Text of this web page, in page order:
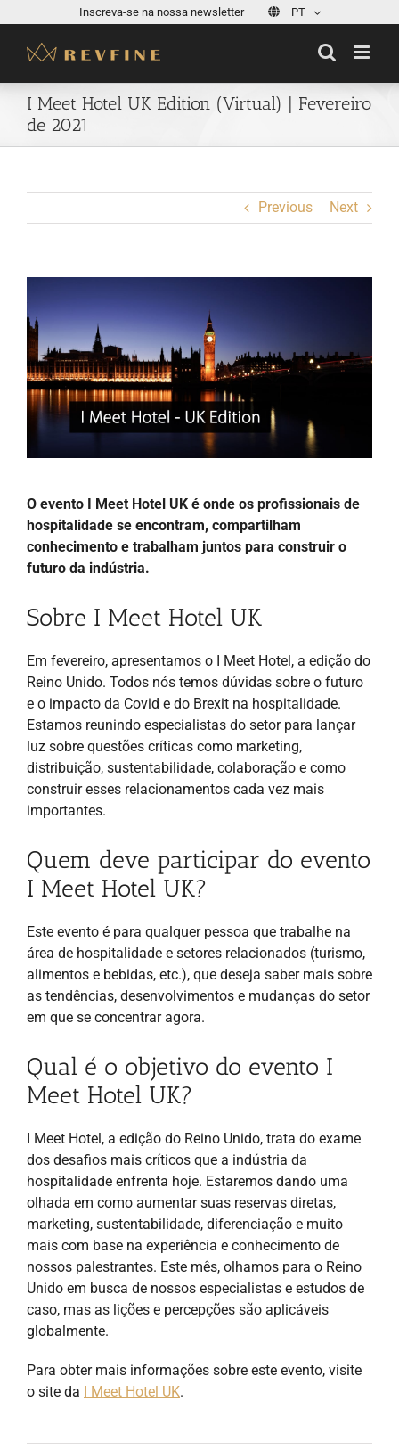
content
Inscreva-se na nossa newsletter PT
I Meet Hotel UK Edition (Virtual) | Fevereiro
de 2021
Previous Next
Larger
Image
O evento I Meet Hotel UK é onde os profissionais de
hospitalidade se encontram, compartilham
conhecimento e trabalham juntos para construir o
futuro da indústria.
Sobre I Meet Hotel UK
Em fevereiro, apresentamos o I Meet Hotel, a edição do
Reino Unido. Todos nós temos dúvidas sobre o futuro
e o impacto da Covid e do Brexit na hospitalidade.
Estamos reunindo especialistas do setor para lançar
luz sobre questões críticas como marketing,
distribuição, sustentabilidade, colaboração e como
construir esses relacionamentos cada vez mais
importantes.
Quem deve participar do evento
I Meet Hotel UK?
Este evento é para qualquer pessoa que trabalhe na
área de hospitalidade e setores relacionados (turismo,
alimentos e bebidas, etc.), que deseja saber mais sobre
as tendências, desenvolvimentos e mudanças do setor
em que se concentrar agora.
Qual é o objetivo do evento I
Meet Hotel UK?
I Meet Hotel, a edição do Reino Unido, trata do exame
dos desafios mais críticos que a indústria da
hospitalidade enfrenta hoje. Estaremos dando uma
olhada em como aumentar suas reservas diretas,
marketing, sustentabilidade, diferenciação e muito
mais com base na experiência e conhecimento de
nossos palestrantes. Este mês, olhamos para o Reino
Unido em busca de nossos especialistas e estudos de
caso, mas as lições e percepções são aplicáveis
globalmente.
Para obter mais informações sobre este evento, visite
o site da I Meet Hotel UK.